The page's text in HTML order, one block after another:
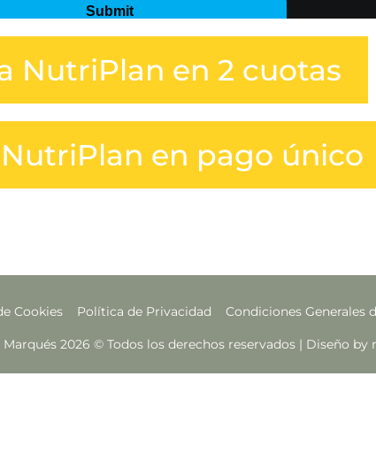
NutriPlan en 2 cuotas
en pago único
Cookies Política de Privacidad Condiciones Generales
2026 © Todos los derechos reservados | Diseño by